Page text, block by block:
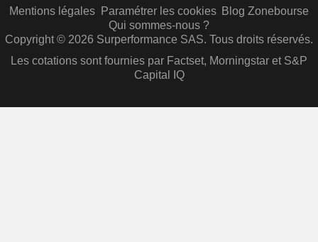
Mentions légales Paramétrer les cookies Blog Zonebourse
Qui sommes-nous ?
Copyright © 2026 Surperformance SAS. Tous droits réservés.
Les cotations sont fournies par Factset, Morningstar et S&P
Capital IQ